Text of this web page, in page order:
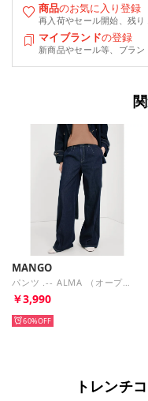
商品のお気に入り登録
再入荷やセール開始、残
マイブランドの登録
新商品やセール等、ブラ
MANGO
パンツ .-- ALMA （オープンブルー）
￥3,990
60%
トレンチ